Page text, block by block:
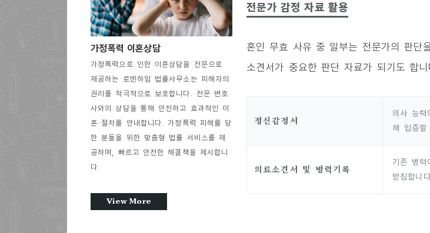
가정폭력 이혼상담
가정폭력으로 인한 이혼상담을 전문으로
제공하는 로엔하임 법률사무소는 피해자의
권리를 적극적으로 보호합니다. 전문 변호
사와의 상담을 통해 안전하고 효과적인 이
혼 절차를 안내합니다. 가정폭력 피해를 당
한 분들을 위한 맞춤형 법률 서비스를 제
공하며, 빠르고 안전한 해결책을 제시합니
다.
View More
전문가 감정 자료 활용
혼인 무효 사유 중 일부는 전문가의 판단
소견서가 중요한 판단 자료가 되기도 합니
정신감정서
의사 능력
해 입증할
의료소견서 및 병력기록
기존 병
받침합니